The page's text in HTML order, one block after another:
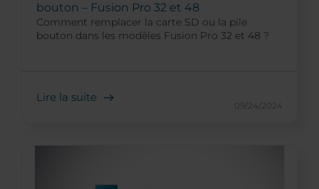
bouton – Fusion Pro 32 et 48
Comment remplacer la carte SD ou la pile
bouton dans les modèles Fusion Pro 32 et 48 ?
Lire la suite
09/24/2024